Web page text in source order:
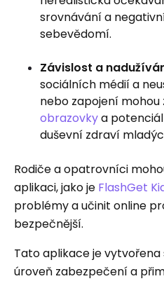
srovnávání a
sebevědomí.
Závislost a
sociálních médií a
nebo zapojení
obrazovkya
duševní zdraví
Rodiče a opatrovníci
aplikaci, jako je FlashGet
problémy a učinit online
bezpečnější.
Tato aplikace je
úroveň zabezpečení a